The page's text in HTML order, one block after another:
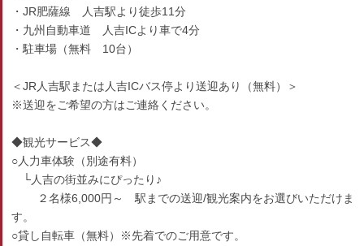
・JR肥薩線 人吉駅より徒歩11分
・九州自動車道 人吉ICより車で4分
・駐車場（無料 10台）
＜JR人吉駅または人吉ICバス停より送迎あり（無料）＞
※送迎をご希望の方はご連絡ください。
◆観光サービス◆
○人力車体験（別途有料）
└人吉の街並みにぴったり♪
２名様6,000円～ 駅までの送迎/観光案内をお選びいただけま
す。
○貸し自転車（無料）※先着でのご用意です。